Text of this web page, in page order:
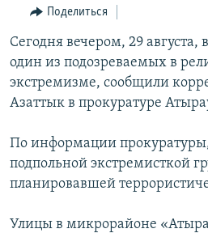
Вернутся
поиску
КЫРГЫЗЧА
ЎЗБЕКЧА
TÜRKMENÇE
Все сайты РСЕ/РС
Поделиться
Сегодня вечером, 29 августа,
один из подозреваемых в
экстремизме, сообщили
Азаттык в прокуратуре
По информации
подпольной экстремисткой
планировавшей
Улицы в микрорайоне